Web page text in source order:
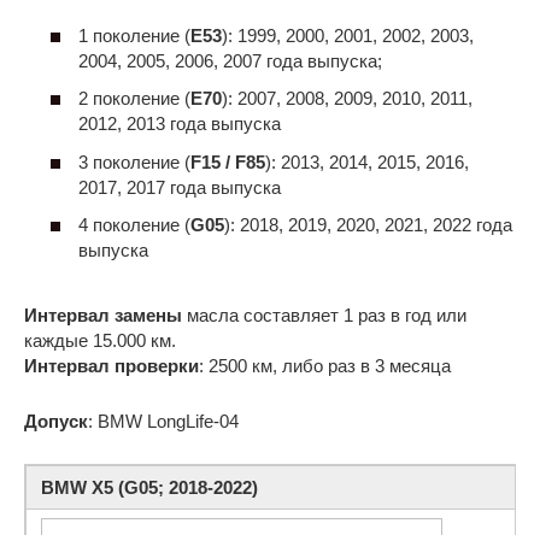
1 поколение (E53): 1999, 2000, 2001, 2002, 2003,
2004, 2005, 2006, 2007 года выпуска;
2 поколение (E70): 2007, 2008, 2009, 2010, 2011,
2012, 2013 года выпуска
3 поколение (F15 / F85): 2013, 2014, 2015, 2016,
2017, 2017 года выпуска
4 поколение (G05): 2018, 2019, 2020, 2021, 2022 года
выпуска
Интервал замены масла составляет 1 раз в год или
каждые 15.000 км.
Интервал проверки: 2500 км, либо раз в 3 месяца
Допуск: BMW LongLife-04
BMW X5 (G05; 2018-2022)